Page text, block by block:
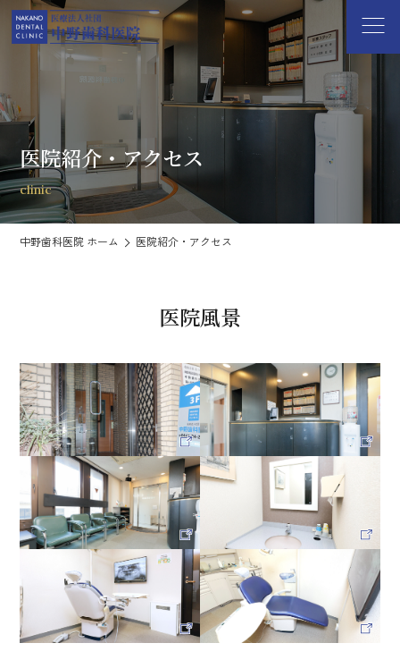
医院紹介・アクセス
clinic
中野歯科医院 ホーム 医院紹介・アクセス
医院風景